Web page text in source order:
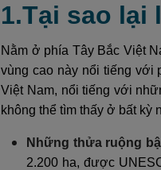
1.Tại sao lại
Nằm ở phía Tây Bắc Việt
vùng cao này nổi tiếng với
Việt Nam, nổi tiếng với
không thể tìm thấy ở bất kỳ
Những thửa ruộng
2.200 ha, được